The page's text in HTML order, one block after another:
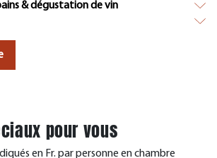
& dégustation de vin
pour vous
en Fr. par personne en chambre